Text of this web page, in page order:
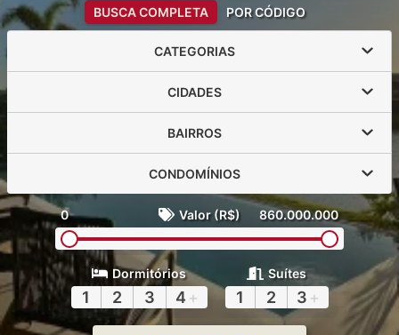
BUSCA COMPLETA POR CÓDIGO
CATEGORIAS
CIDADES
BAIRROS
CONDOMÍNIOS
0 Valor (R$) 860.000.000
Dormitórios
1 2 3 4 +
Suítes
1 2 3 +